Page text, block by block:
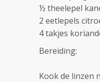
½ theelepel
2 eetlepels
4 takjes
Bereiding:
Kook de linzen